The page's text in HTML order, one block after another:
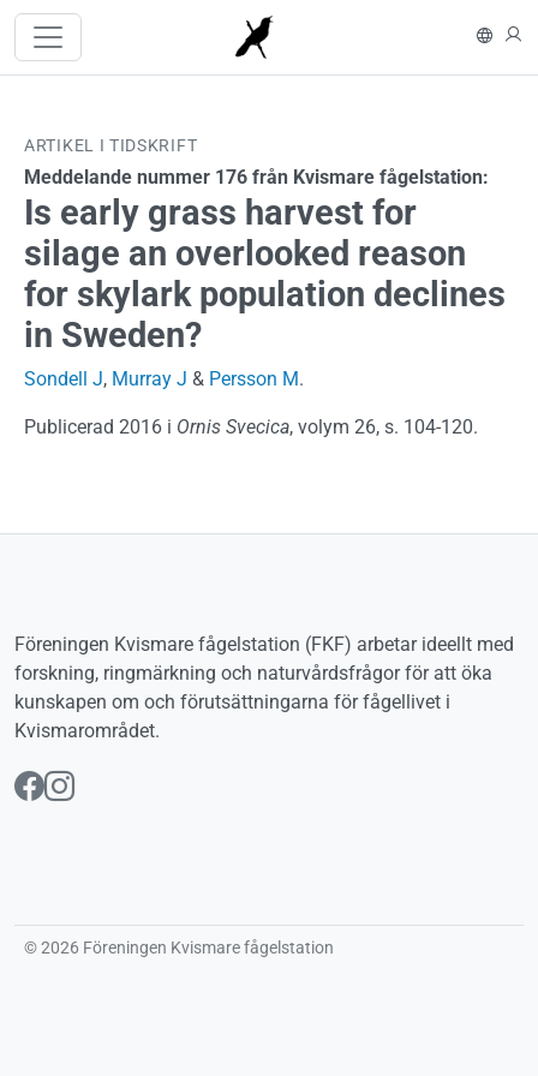
Hoppa till huvudinnehåll
In
ARTIKEL I TIDSKRIFT
Meddelande nummer 176 från Kvismare fågelstation:
Is early grass harvest for
silage an overlooked reason
for skylark population declines
in Sweden?
Sondell J, Murray J & Persson M.
Publicerad 2016 i Ornis Svecica, volym 26, s. 104-120.
Föreningen Kvismare fågelstation (FKF) arbetar ideellt med
forskning, ringmärkning och naturvårdsfrågor för att öka
kunskapen om och förutsättningarna för fågellivet i
Kvismarområdet.
Följ oss på Facebook
Följ oss på Instagram
© 2026 Föreningen Kvismare fågelstation